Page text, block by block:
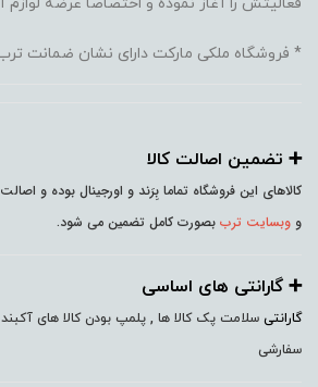
* فروشگاه ملکی مارکت دارای نشان ضمانت
➕️ تضمین اصالت کالا
کالاهای این فروشگاه تماما بِرَند و اورجینال بوده و
و وبسایت ترب بصورت کامل تضمین می شود.
➕️ گارانتی های اساسی
گارانتی سلامت پک کالا ها , پلمپ بودن کالا های
سفارشی